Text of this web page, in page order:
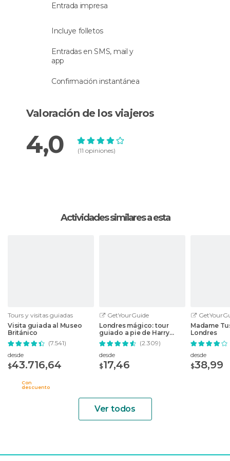
Entrada impresa
Incluye folletos
Entradas en SMS, mail y
app
Confirmación instantánea
Valoración de los viajeros
4,0 (11 opiniones)
Actividades similares a esta
Tours y visitas guiadas
Visita guiada al Museo
Británico
(7.541)
desde
$43.716,64
Con
descuento
GetYourGuide
Londres mágico: tour
guiado a pie de Harry
Potter
(2.309)
desde
$17,46
Madame
Londres
desde
$38,99
Ver todos